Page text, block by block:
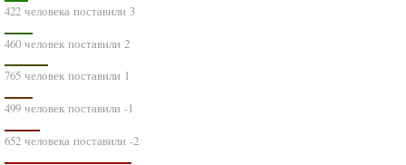
422 человека поставили 3
460 человек поставили 2
765 человек поставили 1
499 человек поставили -1
652 человека поставили -2